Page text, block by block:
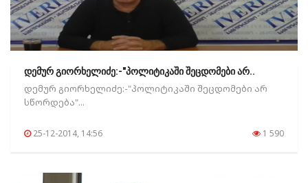
დემურ გიორხელიძე:-"პოლიტიკაში შეცდომები არ..
დემურ გიორხელიძე:-"პოლიტიკაში შეცდომები არ
სწორდება"...
25-12-2014, 14:56 1 590